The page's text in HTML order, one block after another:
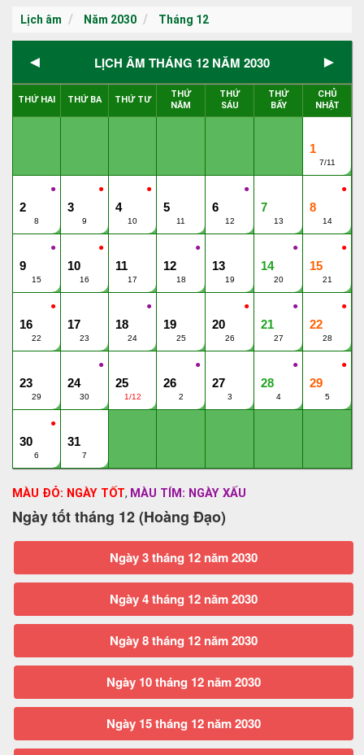
Lịch âm Năm 2030 Tháng 12
◄ LỊCH ÂM THÁNG 12 NĂM 2030 ►
THỨ HAI THỨ BA THỨ TƯ
THỨ
NĂM
THỨ
SÁU
THỨ
BẨY
CHỦ
NHẬT
1
7/11
●
2
8
●
3
9
●
4
10
5
11
●
6
12
7
13
●
8
14
●
9
15
●
10
16
11
17
●
12
18
13
19
●
14
20
●
15
21
●
16
22
17
23
●
18
24
19
25
●
20
26
●
21
27
●
22
28
23
29
●
24
30
25
1/12
●
26
2
27
3
●
28
4
●
29
5
●
30
6
31
7
MÀU ĐỎ: NGÀY TỐT, MÀU TÍM: NGÀY XẤU
Ngày tốt tháng 12 (Hoàng Đạo)
Ngày 3 tháng 12 năm 2030
Ngày 4 tháng 12 năm 2030
Ngày 8 tháng 12 năm 2030
Ngày 10 tháng 12 năm 2030
Ngày 15 tháng 12 năm 2030